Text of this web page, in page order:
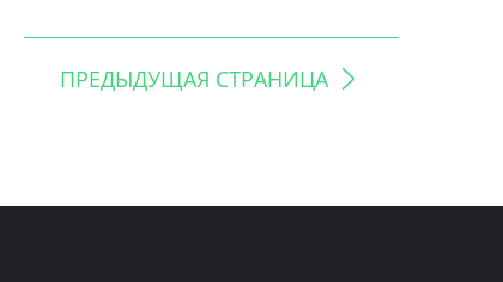
ПРЕДЫДУЩАЯ СТРАНИЦА